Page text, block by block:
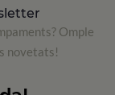
Omple
novetats!